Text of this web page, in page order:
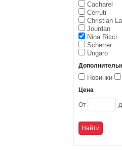
Cacharel
Cerruti
Christian
Jourdan
Nina Ricci
Scherrer
Ungaro
Новинки
Цена
От